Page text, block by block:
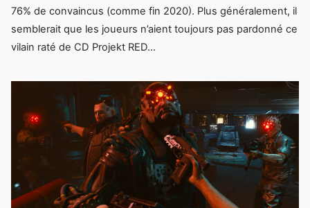
76% de convaincus (comme fin 2020). Plus généralement, il
semblerait que les joueurs n’aient toujours pas pardonné ce
vilain raté de CD Projekt RED…